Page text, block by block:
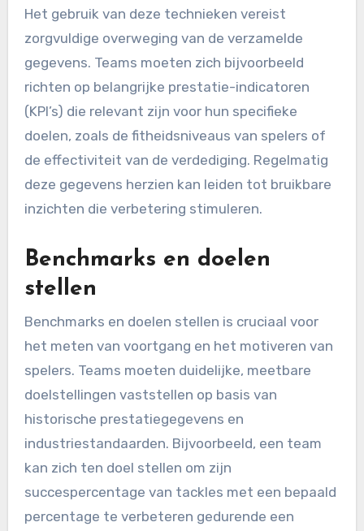
Het gebruik van deze technieken vereist
zorgvuldige overweging van de verzamelde
gegevens. Teams moeten zich bijvoorbeeld
richten op belangrijke prestatie-indicatoren
(KPI’s) die relevant zijn voor hun specifieke
doelen, zoals de fitheidsniveaus van spelers of
de effectiviteit van de verdediging. Regelmatig
deze gegevens herzien kan leiden tot bruikbare
inzichten die verbetering stimuleren.
Benchmarks en doelen
stellen
Benchmarks en doelen stellen is cruciaal voor
het meten van voortgang en het motiveren van
spelers. Teams moeten duidelijke, meetbare
doelstellingen vaststellen op basis van
historische prestatiegegevens en
industriestandaarden. Bijvoorbeeld, een team
kan zich ten doel stellen om zijn
succespercentage van tackles met een bepaald
percentage te verbeteren gedurende een